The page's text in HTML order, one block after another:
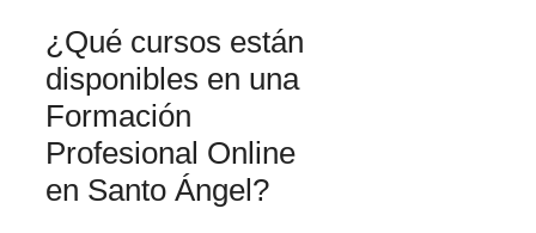
¿Qué cursos están
disponibles en una
Formación
Profesional Online
en Santo Ángel?